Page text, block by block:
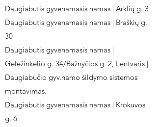
Daugiabutis gyvenamasis namas | Arklių g. 3
Daugiabutis gyvenamasis namas | Braškių g.
30
Daugiabutis gyvenamasis namas |
Geležinkelio g. 34/Bažnyčios g. 2, Lentvaris |
Daugiabučio gyv.namo šildymo sistemos
montavimas.
Daugiabutis gyvenamasis namas | Krokuvos
g. 6